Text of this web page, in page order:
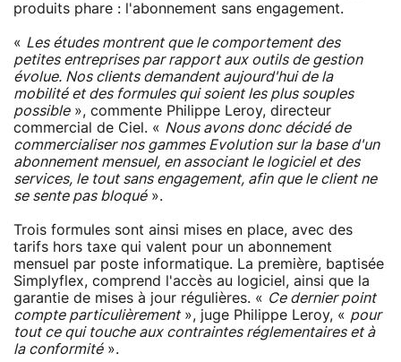
produits phare : l'abonnement sans engagement.
« Les études montrent que le comportement des
petites entreprises par rapport aux outils de gestion
évolue. Nos clients demandent aujourd'hui de la
mobilité et des formules qui soient les plus souples
possible», commente Philippe Leroy, directeur
commercial de Ciel. « Nous avons donc décidé de
commercialiser nos gammes Evolution sur la base d'un
abonnement mensuel, en associant le logiciel et des
services, le tout sans engagement, afin que le client ne
se sente pas bloqué».
Trois formules sont ainsi mises en place, avec des
tarifs hors taxe qui valent pour un abonnement
mensuel par poste informatique. La première, baptisée
Simplyflex, comprend l'accès au logiciel, ainsi que la
garantie de mises à jour régulières. « Ce dernier point
compte particulièrement», juge Philippe Leroy, « pour
tout ce qui touche aux contraintes réglementaires et à
la conformité».